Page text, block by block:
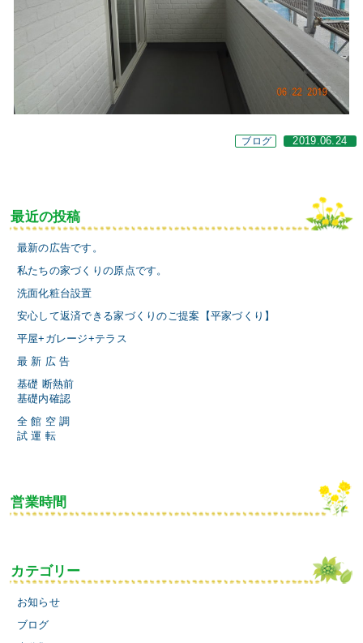
ブログ 2019.06.24
最近の投稿
最新の広告です。
私たちの家づくりの原点です。
洗面化粧台設置
安心して返済できる家づくりのご提案【平家づくり】
平屋+ガレージ+テラス
最 新 広 告
基礎 断熱前
基礎内確認
全 館 空 調
試 運 転
営業時間
カテゴリー
お知らせ
ブログ